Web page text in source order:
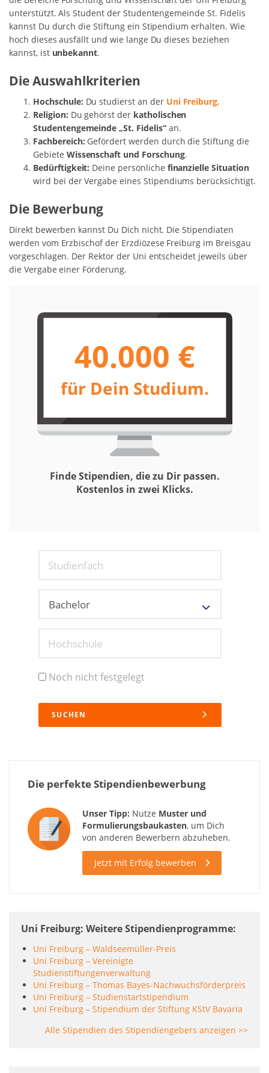
unterstützt. Als Student der Studentengemeinde St. Fidelis
kannst Du durch die Stiftung ein Stipendium erhalten. Wie
hoch dieses ausfällt und wie lange Du dieses beziehen
kannst, ist unbekannt.
Die Auswahlkriterien
Hochschule: Du studierst an der Uni Freiburg.
Religion: Du gehörst der katholischen
Studentengemeinde „St. Fidelis“an.
Fachbereich: Gefördert werden durch die Stiftung die
Gebiete Wissenschaft und Forschung.
Bedürftigkeit: Deine persönliche finanzielle Situation
wird bei der Vergabe eines Stipendiums berücksichtigt.
Die Bewerbung
Direkt bewerben kannst Du Dich nicht. Die Stipendiaten
werden vom Erzbischof der Erzdiözese Freiburg im Breisgau
vorgeschlagen. Der Rektor der Uni entscheidet jeweils über
die Vergabe einer Förderung.
40.000 €
für Dein Studium.
Finde Stipendien, die zu Dir passen.
Kostenlos in zwei Klicks.
Studienfach
Hochschule
Noch nicht festgelegt
SUCHEN
Die perfekte Stipendienbewerbung
Unser Tipp: Nutze Muster und
Formulierungsbaukasten, um Dich
von anderen Bewerbern abzuheben.
Jetzt mit Erfolg bewerben
Uni Freiburg: Weitere Stipendienprogramme
Uni Freiburg – Waldseemüller-Preis
Uni Freiburg – Vereinigte
Studienstiftungenverwaltung
Uni Freiburg – Thomas Bayes-Nachwuchsförderpreis
Uni Freiburg – Studienstartstipendium
Uni Freiburg – Stipendium der Stiftung KStV Bavaria
Alle Stipendien des Stipendiengebers anzeigen >>